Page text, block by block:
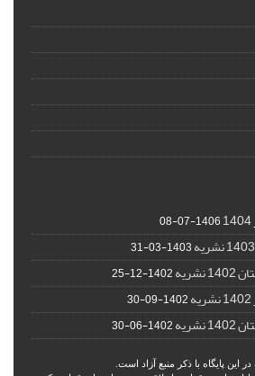
1406-07-08
1403-03-31
1402-12-25
1402-09-30
1402-06-30
این پایگاه با ذکر منبع آزاد است.